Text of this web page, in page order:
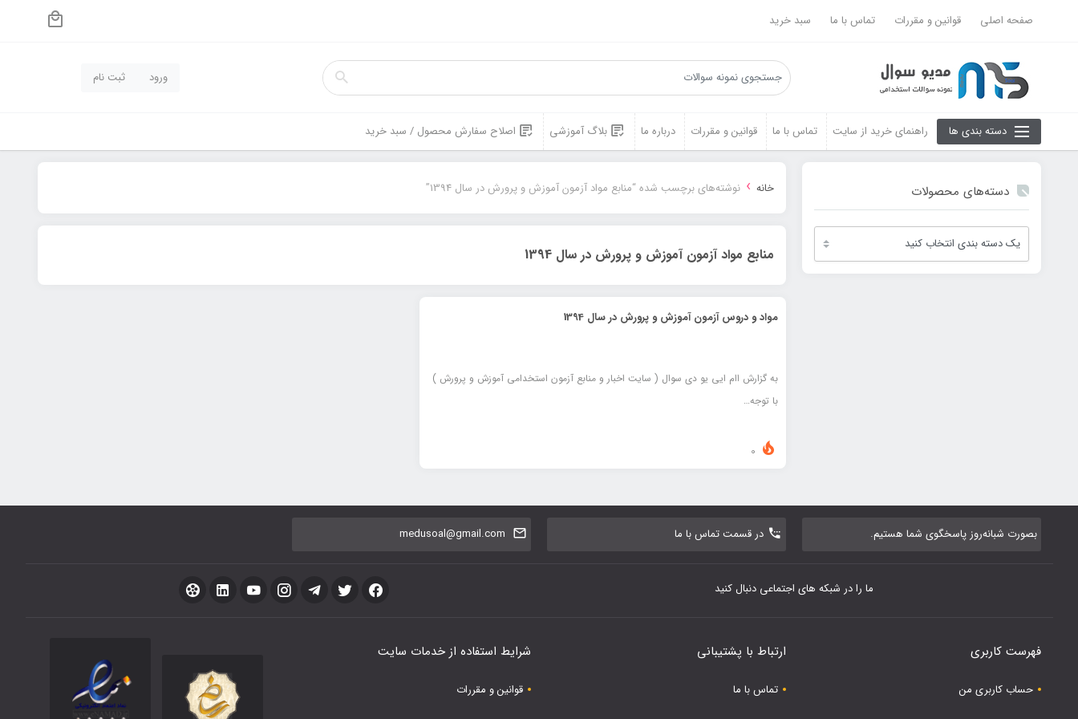
صفحه اصلی قوانین و مقررات تماس با ما سبد خرید
ورود ثبت نام
دسته بندی ها راهنمای خرید از سایت تماس با ما قوانین و مقررات درباره ما بلاگ آموزشی اصلاح سفارش محصول / سبد خرید
دسته‌های محصولات خانه › نوشته‌های برچسب شده “منابع مواد آزمون آموزش و پرورش در سال 1394”
منابع مواد آزمون آموزش و پرورش در سال 1394
مواد و دروس آزمون آموزش و پرورش در سال 1394
به گزارش اام ایی یو دی سوال ( سایت اخبار و منابع آزمون استخدامی آموزش و پرورش )
با توجه…
بصورت شبانه‌روز پاسخگوی شما هستیم. در قسمت تماس با ما medusoal@gmail.com
ما را در شبکه های اجتماعی دنبال کنید
فهرست کاربری
حساب کاربری من
ارتباط با پشتیبانی
تماس با ما
شرایط استفاده از خدمات سایت
قوانین و مقررات